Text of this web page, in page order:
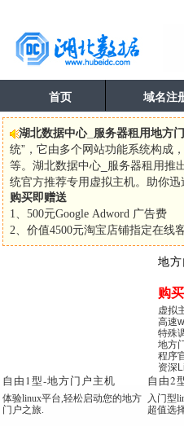
首页 域名注
湖北数据中心_服务器租用地方
统”，它由多个网站功能系统构成
等。湖北数据中心_服务器租用推
统官方推荐专用虚拟主机。助你迅
购买即赠送
1、500元Google Adword 广告费
2、价值4500元淘宝店铺指定在线
地
购
虚拟
高速
特殊
地方
程序
资深
自由1型-地方门户主机
体验linux平台,轻松启动您的地方
门户之旅.
自由2
入门型
超值选